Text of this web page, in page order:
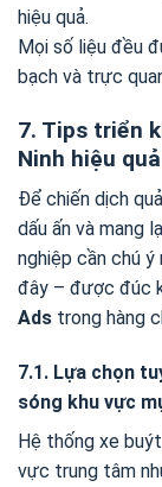
hiệu quả.
Mọi số liệu đều
bạch và trực
7. Tips triển
Ninh hiệu
Để chiến dịch
dấu ấn và mang
nghiệp cần chú
đây – được đúc
Ads trong hàng
7.1. Lựa chọn
sóng khu vực
Hệ thống xe
vực trung tâm